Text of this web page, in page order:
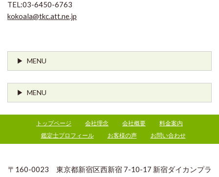
TEL:03-6450-6763
kokoala@tkc.att.ne.jp
MENU
MENU
トップページ 会社理念 会社概要
料金案内
鑑定士プロフィール
お客様の声 お問い合わせ
〒160-0023 東京都新宿区西新宿 7-10-17 新宿ダイカンプラ